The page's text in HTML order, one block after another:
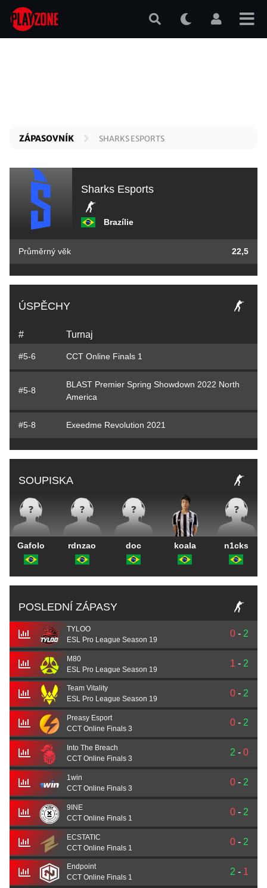
Přejít
hlavnímu
ZÁPASOVNÍK SHARKS ESPORTS
Sharks Esports
Brazílie
Průměrný věk 22,5
ÚSPĚCHY
# Turnaj
#5-6 CCT Online Finals 1
#5-8
BLAST Premier Spring Showdown 2022 North
America
#5-8 Exeedme Revolution 2021
SOUPISKA
Gafolo rdnzao doc koala n1cks
POSLEDNÍ ZÁPASY
TYLOO
ESL Pro League Season 19
0 - 2
M80
ESL Pro League Season 19
1 - 2
Team Vitality
ESL Pro League Season 19
0 - 2
Preasy Esport
CCT Online Finals 3
0 - 2
Into The Breach
CCT Online Finals 3
2 - 0
1win
CCT Online Finals 3
0 - 2
9INE
CCT Online Finals 1
0 - 2
ECSTATIC
CCT Online Finals 1
0 - 2
Endpoint
CCT Online Finals 1
2 - 1